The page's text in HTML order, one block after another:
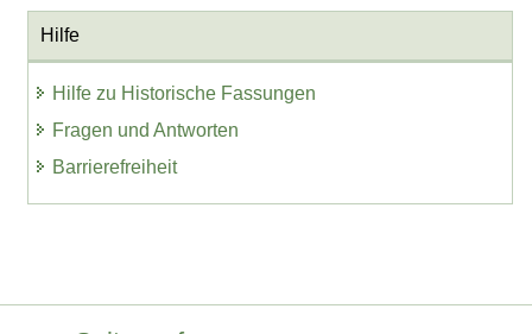
Hilfe
Hilfe zu Historische Fassungen
Fragen und Antworten
Barrierefreiheit